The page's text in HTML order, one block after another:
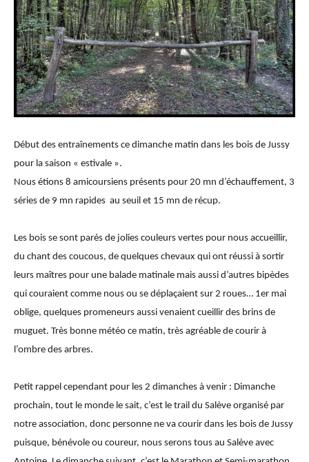
Début des entraînements ce dimanche matin dans les bois de Jussy
pour la saison « estivale ».
Nous étions 8 amicoursiens présents pour 20 mn d’échauffement, 3
séries de 9 mn rapides au seuil et 15 mn de récup.
Les bois se sont parés de jolies couleurs vertes pour nous accueillir,
du chant des coucous, de quelques chevaux qui ont réussi à sortir
leurs maîtres pour une balade matinale mais aussi d’autres bipèdes
qui couraient comme nous ou se déplaçaient sur 2 roues… 1er mai
oblige, quelques promeneurs aussi venaient cueillir des brins de
muguet. Très bonne météo ce matin, très agréable de courir à
l’ombre des arbres.
Petit rappel cependant pour les 2 dimanches à venir : Dimanche
prochain, tout le monde le sait, c’est le trail du Salève organisé par
notre association, donc personne ne va courir dans les bois de Jussy
puisque, bénévole ou coureur, nous serons tous au Salève avec